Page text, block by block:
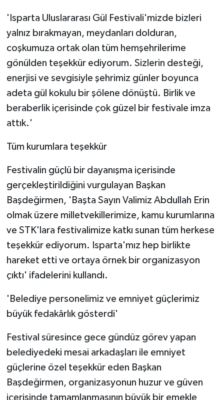
'Isparta Uluslararası Gül Festivali'mizde bizleri
yalnız bırakmayan, meydanları dolduran,
coşkumuza ortak olan tüm hemşehrilerime
gönülden teşekkür ediyorum. Sizlerin desteği,
enerjisi ve sevgisiyle şehrimiz günler boyunca
adeta gül kokulu bir şölene dönüştü. Birlik ve
beraberlik içerisinde çok güzel bir festivale imza
attık.'
Tüm kurumlara teşekkür
Festivalin güçlü bir dayanışma içerisinde
gerçekleştirildiğini vurgulayan Başkan
Başdeğirmen, 'Başta Sayın Valimiz Abdullah Erin
olmak üzere milletvekillerimize, kamu kurumlarına
ve STK'lara festivalimize katkı sunan tüm herkese
teşekkür ediyorum. Isparta'mız hep birlikte
hareket etti ve ortaya örnek bir organizasyon
çıktı' ifadelerini kullandı.
'Belediye personelimiz ve emniyet güçlerimiz
büyük fedakârlık gösterdi'
Festival süresince gece gündüz görev yapan
belediyedeki mesai arkadaşları ile emniyet
güçlerine özel teşekkür eden Başkan
Başdeğirmen, organizasyonun huzur ve güven
içerisinde tamamlanmasının büyük bir emekle
Yerel Haberler